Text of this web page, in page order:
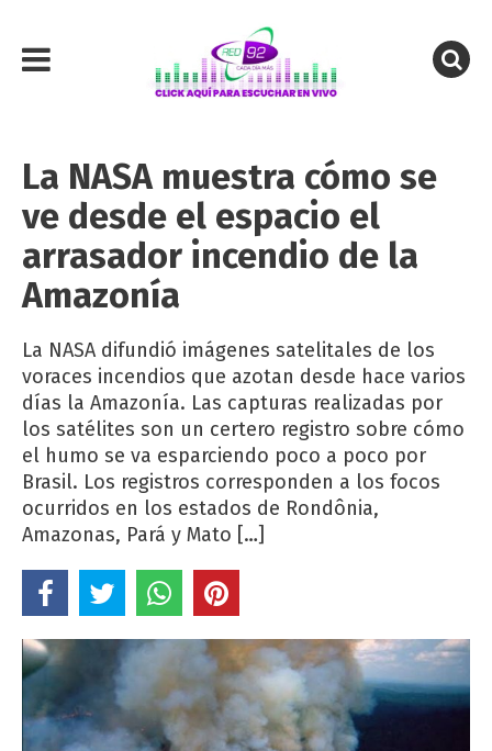
La NASA muestra cómo se
ve desde el espacio el
arrasador incendio de la
Amazonía
La NASA difundió imágenes satelitales de los
voraces incendios que azotan desde hace varios
días la Amazonía. Las capturas realizadas por
los satélites son un certero registro sobre cómo
el humo se va esparciendo poco a poco por
Brasil. Los registros corresponden a los focos
ocurridos en los estados de Rondônia,
Amazonas, Pará y Mato […]